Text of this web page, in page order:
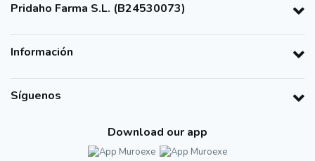
Pridaho Farma S.L. (B24530073)
Información
Síguenos
Download our app